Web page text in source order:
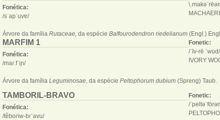
Fonética:
/sˈapˈuvɐ/
Árvore da família Rutaceae, da espécie Balfourodendron riedelianum (Engl.)
MARFIM 1
Fonética:
/maɾ.fˈiɲ/
Fonetic:
/ˈīv-rē ˈwu̇d/
IVORY
Árvore da família Leguminosae , da espécie Peltophorum dubium (Spreng) Taub.
TAMBORIL-BRAVO
Fonética:
/tɐ̃boɾiw-bɾˈavu/
Fonetic:
/